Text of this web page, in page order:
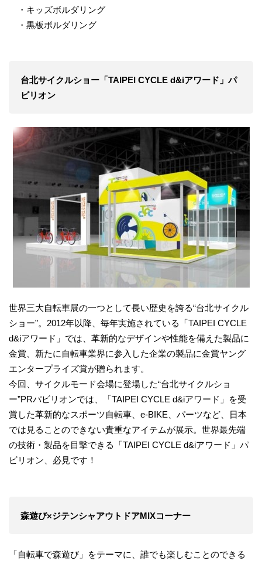
・キッズボルダリング
・黒板ボルダリング
台北サイクルショー「TAIPEI CYCLE d&iアワード」パ
ビリオン
世界三大自転車展の一つとして長い歴史を誇る“台北サイクル
ショー”。2012年以降、毎年実施されている「TAIPEI CYCLE
d&iアワード」では、革新的なデザインや性能を備えた製品に
金賞、新たに自転車業界に参入した企業の製品に金賞ヤング
エンタープライズ賞が贈られます。
今回、サイクルモード会場に登場した“台北サイクルショ
ー”PRパビリオンでは、「TAIPEI CYCLE d&iアワード」を受
賞した革新的なスポーツ自転車、e-BIKE、パーツなど、日本
では見ることのできない貴重なアイテムが展示。世界最先端
の技術・製品を目撃できる「TAIPEI CYCLE d&iアワード」パ
ビリオン、必見です！
森遊び×ジテンシャアウトドアMIXコーナー
「自転車で森遊び」をテーマに、誰でも楽しむことのできる